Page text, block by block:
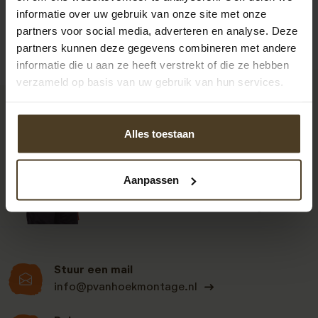
informatie over uw gebruik van onze site met onze
partners voor social media, adverteren en analyse. Deze
partners kunnen deze gegevens combineren met andere
informatie die u aan ze heeft verstrekt of die ze hebben
verzameld op basis van uw gebruik van hun services.
Alles toestaan
Aanpassen
Stuur een mail
info@pvanhoekmontage.nl
9
Klanten beoordelen